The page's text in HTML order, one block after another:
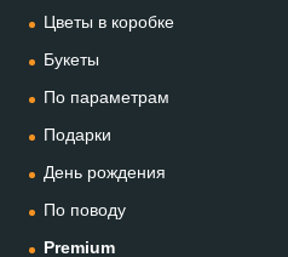
Цветы в коробке
Букеты
По параметрам
Подарки
День рождения
По поводу
Premium
Позвонить
+74994954685
WhatsApp
+79912981236
@omflowersbot